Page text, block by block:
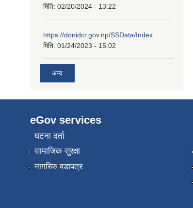
मिति: 02/20/2024 - 13:22
https://donidcr.gov.np/SSData/Index
मिति: 01/24/2023 - 15:02
अन्य
eGov services
घटना दर्ता
सामाजिक सुरक्षा
नागरिक वडापत्र